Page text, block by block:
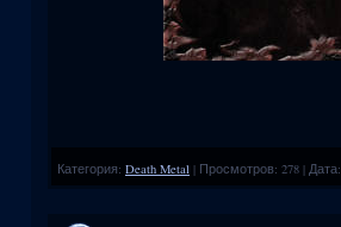
Категория: Death Metal | Просмотров: 278 | Дата: